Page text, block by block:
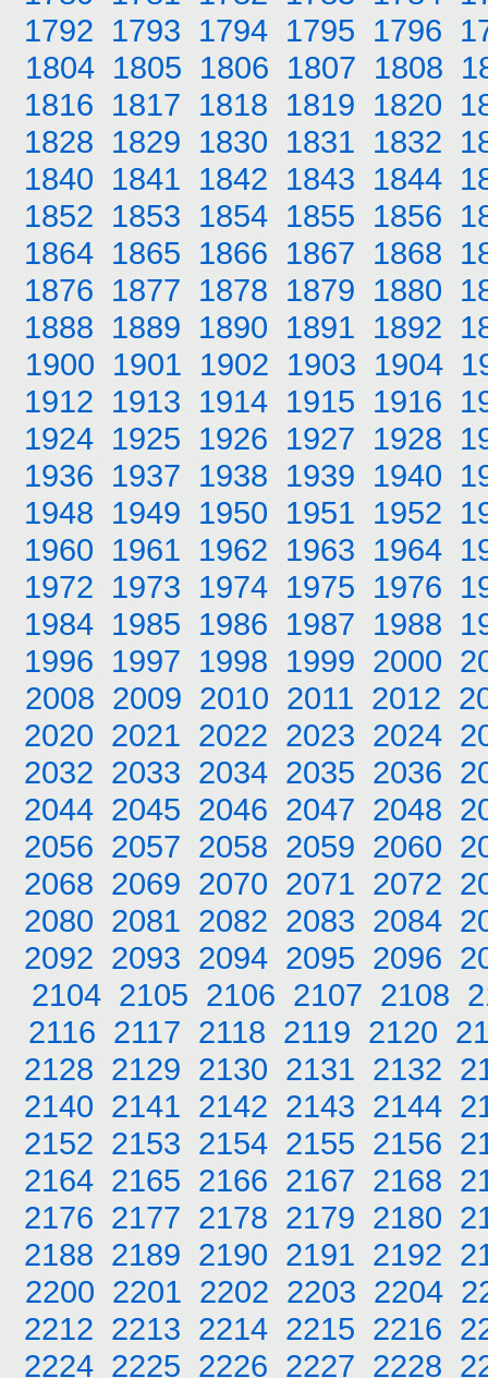
1792 1793 1794 1795 1796
1804 1805 1806 1807 1808
1816 1817 1818 1819 1820
1828 1829 1830 1831 1832
1840 1841 1842 1843 1844
1852 1853 1854 1855 1856
1864 1865 1866 1867 1868
1876 1877 1878 1879 1880
1888 1889 1890 1891 1892
1900 1901 1902 1903 1904
1912 1913 1914 1915 1916
1924 1925 1926 1927 1928
1936 1937 1938 1939 1940
1948 1949 1950 1951 1952
1960 1961 1962 1963 1964
1972 1973 1974 1975 1976
1984 1985 1986 1987 1988
1996 1997 1998 1999 2000
2008 2009 2010 2011 2012
2020 2021 2022 2023 2024
2032 2033 2034 2035 2036
2044 2045 2046 2047 2048
2056 2057 2058 2059 2060
2068 2069 2070 2071 2072
2080 2081 2082 2083 2084
2092 2093 2094 2095 2096
2104 2105 2106 2107 2108
2116 2117 2118 2119 2120
2128 2129 2130 2131 2132
2140 2141 2142 2143 2144
2152 2153 2154 2155 2156
2164 2165 2166 2167 2168
2176 2177 2178 2179 2180
2188 2189 2190 2191 2192
2200 2201 2202 2203 2204
2212 2213 2214 2215 2216
2224 2225 2226 2227 2228